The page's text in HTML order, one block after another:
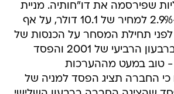
שפירסמה את דו"חותיה. מניית
החברה יורדת ב-2.9% למחיר של 10.1 דולר, על אף
תחילת המסחר על הכנסות של
10.3 מיליון דולר ברבעון הרביעי של 2001 והפסד
של 9 סנט - טוב במעט מההערכות
החברה תציג הפסד למניה של